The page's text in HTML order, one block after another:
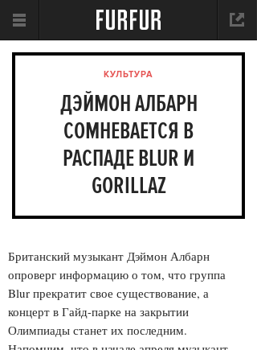
КУЛЬТУРА
ДЭЙМОН АЛБАРН
СОМНЕВАЕТСЯ В
РАСПАДЕ BLUR И
GORILLAZ
Британский музыкант Дэймон Албарн
опроверг информацию о том, что группа
Blur прекратит свое существование, а
концерт в Гайд-парке на закрытии
Олимпиады станет их последним.